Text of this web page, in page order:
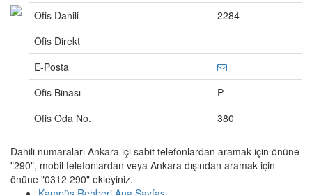
Ofis Dahili
2284
Ofis Direkt
E-Posta
Ofis Binası
P
Ofis Oda No.
380
Dahili numaraları Ankara içi sabit telefonlardan aramak için önüne
"290", mobil telefonlardan veya Ankara dışından aramak için
önüne "0312 290" ekleyiniz.